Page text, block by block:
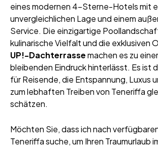
eines modernen 4-Sterne-Hotels mit
unvergleichlichen Lage und einem
Service. Die einzigartige
kulinarische Vielfalt und die exklusiven
UP!-Dachterrassemachen es zu
bleibenden Eindruck hinterlässt. Es ist
für Reisende, die Entspannung, Luxus
zum lebhaften Treiben von Teneriffa
schätzen.
Möchten Sie, dass ich nach
Teneriffa suche, um Ihren Traumurlaub